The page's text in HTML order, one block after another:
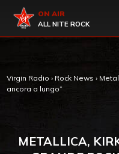
Virgin Radio
ON AIR
ALL NITE ROCK
Virgin Radio › Rock News ›
ancora a lungo”
METALLICA,